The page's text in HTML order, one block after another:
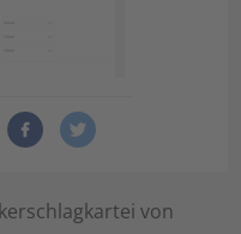
von